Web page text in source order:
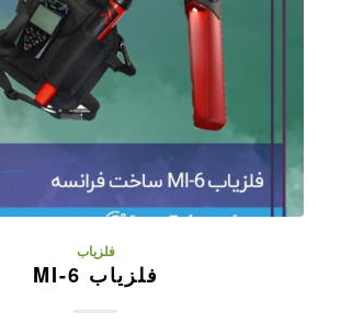
فلزیاب
فلزیاب MI-6